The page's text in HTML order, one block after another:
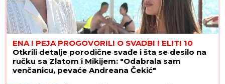
ENA I PEJA PROGOVORILI O SVADBI I ELITI 10
Otkrili detalje porodične svađe i šta se desilo na
ručku sa Zlatom i Mikijem: "Odabrala sam
venčanicu, pevaće Andreana Čekić"